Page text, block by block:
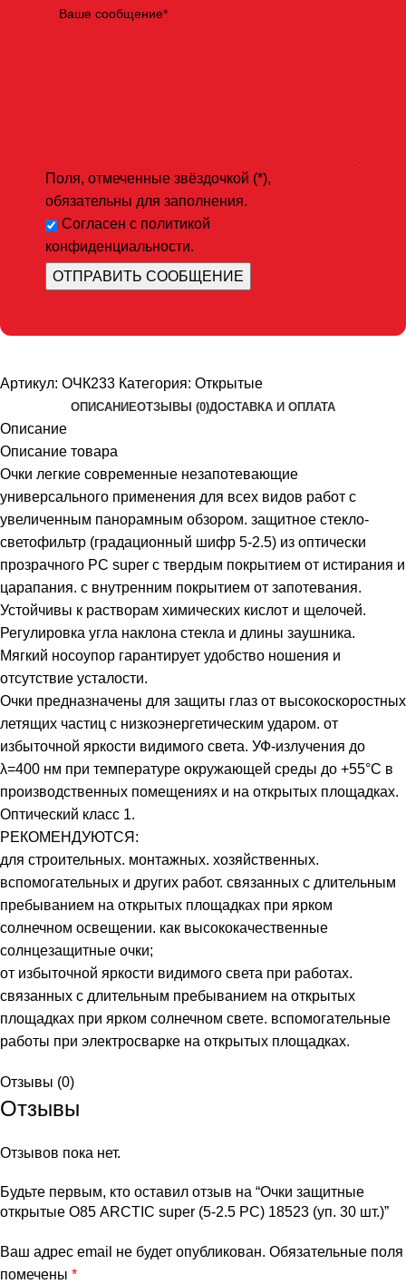
Поля, отмеченные звёздочкой (*),
обязательны для заполнения.
Согласен с политикой
конфиденциальности.
Артикул: ОЧК233 Категория: Открытые
ОПИСАНИЕОТЗЫВЫ (0)ДОСТАВКА И ОПЛАТА
Описание
Описание товара
Очки легкие современные незапотевающие
универсального применения для всех видов работ с
увеличенным панорамным обзором. защитное стекло-
светофильтр (градационный шифр 5-2.5) из оптически
прозрачного PC super с твердым покрытием от истирания и
царапания. с внутренним покрытием от запотевания.
Устойчивы к растворам химических кислот и щелочей.
Регулировка угла наклона стекла и длины заушника.
Мягкий носоупор гарантирует удобство ношения и
отсутствие усталости.
Очки предназначены для защиты глаз от высокоскоростных
летящих частиц с низкоэнергетическим ударом. от
избыточной яркости видимого света. УФ-излучения до
λ=400 нм при температуре окружающей среды до +55°С в
производственных помещениях и на открытых площадках.
Оптический класс 1.
РЕКОМЕНДУЮТСЯ:
для строительных. монтажных. хозяйственных.
вспомогательных и других работ. связанных с длительным
пребыванием на открытых площадках при ярком
солнечном освещении. как высококачественные
солнцезащитные очки;
от избыточной яркости видимого света при работах.
связанных с длительным пребыванием на открытых
площадках при ярком солнечном свете. вспомогательные
работы при электросварке на открытых площадках.
Отзывы (0)
Отзывы
Отзывов пока нет.
Будьте первым, кто оставил отзыв на “Очки защитные
открытые О85 ARCTIC super (5-2.5 PC) 18523 (уп. 30 шт.)”
Ваш адрес email не будет опубликован. Обязательные поля
помечены *